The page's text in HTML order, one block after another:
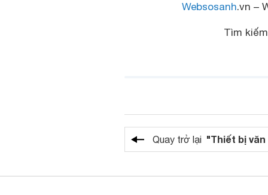
Websosanh.vn –
Tìm
Quay trở lại "Thiết bị